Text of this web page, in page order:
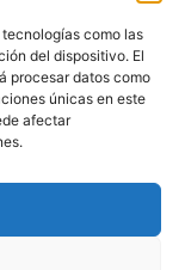
como las
del dispositivo. El
procesar datos como
únicas en este
afectar